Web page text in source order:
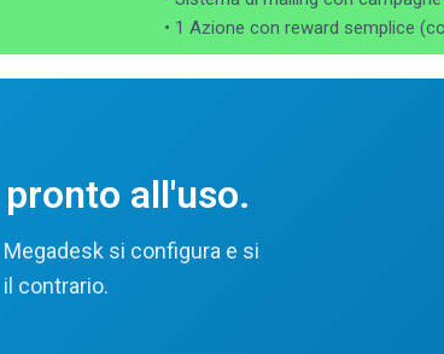
• 1 Azione con reward semplice
all'uso.
si configura e si
contrario.